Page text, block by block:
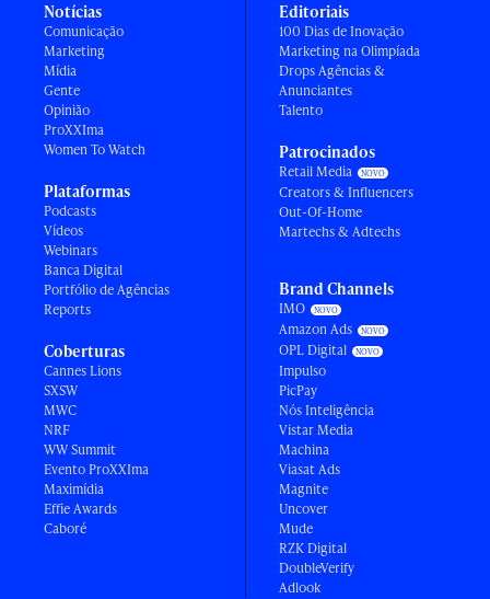
Notícias
Comunicação
Marketing
Mídia
Gente
Opinião
ProXXIma
Women To Watch
Plataformas
Podcasts
Vídeos
Webinars
Banca Digital
Portfólio de Agências
Reports
Coberturas
Cannes Lions
SXSW
MWC
NRF
WW Summit
Evento ProXXIma
Maximídia
Effie Awards
Caboré
Editoriais
100 Dias de Inovação
Marketing na Olimpíada
Drops Agências &
Anunciantes
Talento
Patrocinados
Retail Media
Creators & Influencers
Out-Of-Home
Martechs & Adtechs
Brand Channels
IMO
Amazon Ads
OPL Digital
Impulso
PicPay
Nós Inteligência
Vistar Media
Machina
Viasat Ads
Magnite
Uncover
Mude
RZK Digital
DoubleVerify
Adlook